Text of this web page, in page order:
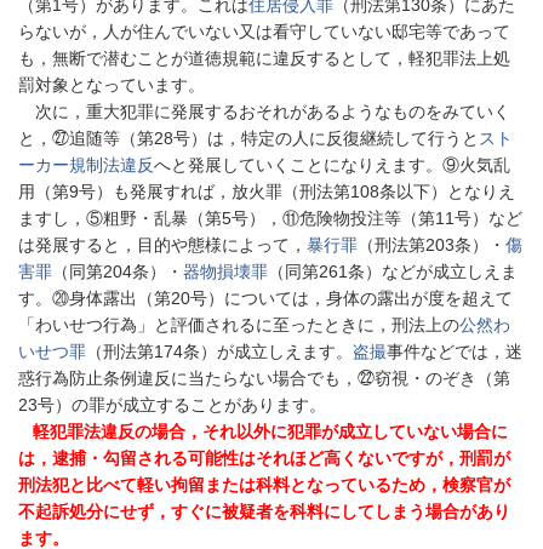
（第1号）があります。これは住居侵入罪 （刑法第130条）にあた
らないが，人が住んでいない又は看守していない邸宅等であって
も，無断で潜むことが道徳規範に違反するとして，軽犯罪法上処
罰対象となっています。
次に，重大犯罪に発展するおそれがあるようなものをみていく
と，㉗追随等（第28号）は，特定の人に反復継続して行うと スト
ーカー規制法違反へと発展していくことになりえます。⑨火気乱
用（第9号）も発展すれば，放火罪（刑法第108条以下）となりえ
ますし，⑤粗野・乱暴（第5号），⑪危険物投注等（第11号）など
は発展すると，目的や態様によって， 暴行罪 （刑法第203条）・ 傷
害罪 （同第204条）・ 器物損壊罪 （同第261条）などが成立しえま
す。⑳身体露出（第20号）については，身体の露出が度を超えて
「わいせつ行為」と評価されるに至ったときに，刑法上の公然わ
いせつ罪 （刑法第174条）が成立しえます。 盗撮事件などでは，迷
惑行為防止条例違反に当たらない場合でも，㉒窃視・のぞき（第
23号）の罪が成立することがあります。
軽犯罪法違反の場合，それ以外に犯罪が成立していない場合に
は，逮捕・勾留される可能性はそれほど高くないですが，刑罰が
刑法犯と比べて軽い拘留または科料となっているため，検察官が
不起訴処分にせず，すぐに被疑者を科料にしてしまう場合があり
ます。